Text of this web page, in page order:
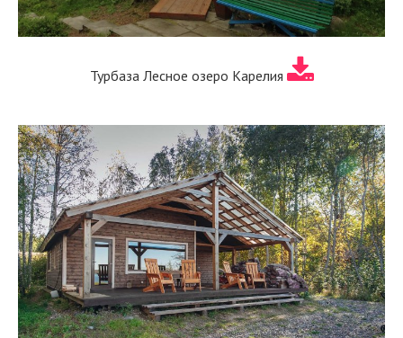
Турбаза Лесное озеро Карелия